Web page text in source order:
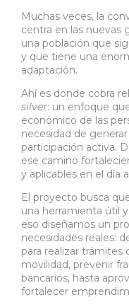
Muchas veces, la
centra en las nuevas
una población que
y que tiene una
adaptación.
Ahí es donde cobra
silver: un enfoque
económico de las
necesidad de
participación activa.
ese camino
y aplicables en el día
El proyecto busca
una herramienta útil
eso diseñamos un
necesidades reales:
para realizar trámites
movilidad, prevenir
bancarios, hasta
fortalecer